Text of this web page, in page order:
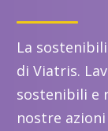
La
di Viatris.
sostenibili e
nostre